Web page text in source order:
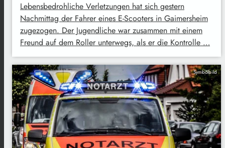
Lebensbedrohliche Verletzungen hat sich gestern
Nachmittag der Fahrer eines E-Scooters in Gaimersheim
zugezogen. Der Jugendliche war zusammen mit einem
Freund auf dem Roller unterwegs, als er die Kontrolle …
Symbolbild